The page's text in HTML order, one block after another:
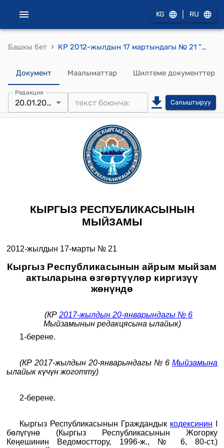
KG RU
Башкы бет › КР 2012-жылдын 17 мартындагы № 21 "Кыргыз Республикасынын айрым мыйзам актыларына өзгөртүүлөр киргизүү жөнүндө" Мыйзамы
Документ Маалыматтар Шилтеме документтер
Редакция
20.01.2017 Салыштыруу